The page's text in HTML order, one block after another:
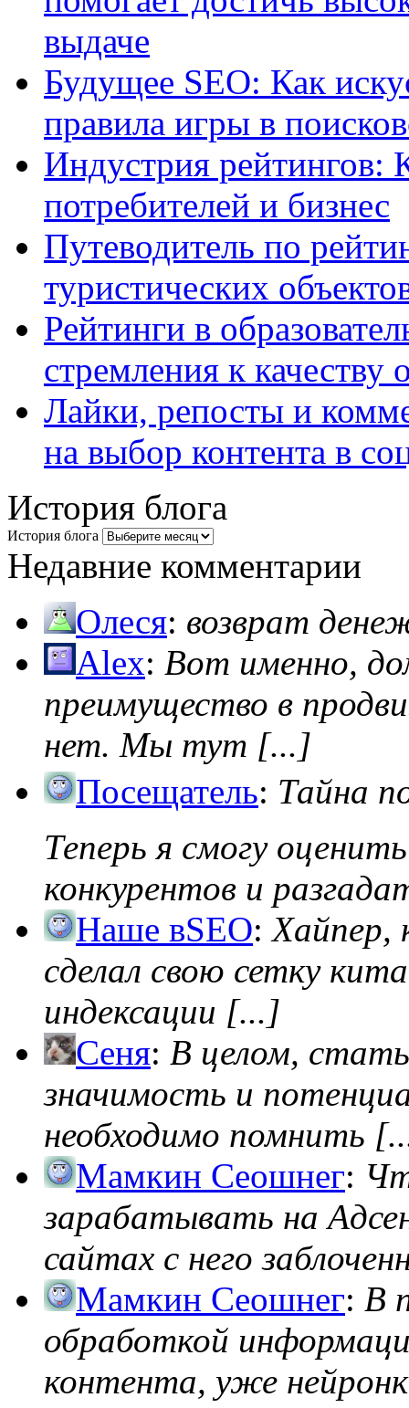
выдаче
Будущее SEO: Как
правила игры в
Индустрия рейтингов:
потребителей и бизнес
Путеводитель по
туристических
Рейтинги в
стремления к качеству
Лайки, репосты и
на выбор контента в
История блога
История блога
Недавние комментарии
Олеся: возврат
Alex: Вот именно,
преимущество в
нет. Мы тут [...]
Посещатель: Тайна
Теперь я смогу
конкурентов и
Наше вSEO:Хайпер,
сделал свою сетку
индексации [...]
Сеня: В целом,
значимость и
необходимо помнить
Мамкин Сеошнег:
зарабатывать на
сайтах с него
Мамкин Сеошнег: В
обработкой
контента, уже